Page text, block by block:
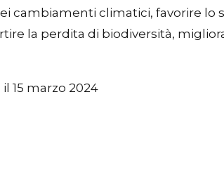
cambiamenti climatici, favorire lo
la perdita di biodiversità,
15 marzo 2024